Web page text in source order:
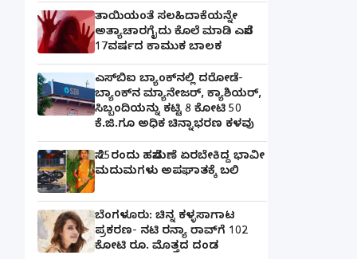
ತಾಯಿಯಂತೆ ಸಲಹಿದಾಕೆಯನ್ನೇ
ಅತ್ಯಾಚಾರಗೈದು ಕೊಲೆ ಮಾಡಿ ಎಸೆದ
17ವರ್ಷದ ಕಾಮುಕ ಬಾಲಕ
ಎಸ್‌ಬಿಐ ಬ್ಯಾಂಕ್‌ನಲ್ಲಿ‌ ದರೋಡೆ-
ಬ್ಯಾಂಕ್​ನ ಮ್ಯಾನೇಜರ್‌, ಕ್ಯಾಶಿಯರ್‌,
ಸಿಬ್ಬಂದಿಯನ್ನು ಕಟ್ಟಿ 8 ಕೋಟಿ 50
ಕೆ.ಜಿ.ಗೂ ಅಧಿಕ ಚಿನ್ನಾಭರಣ ಕಳವು
ಸೆ.25ರಂದು ಹಸೆಮಣೆ ಏರಬೇಕಿದ್ದ ಭಾವೀ
ಮದುಮಗಳು ಅಪಘಾತಕ್ಕೆ ಬಲಿ
ಬೆಂಗಳೂರು: ಚಿನ್ನ ಕಳ್ಳಸಾಗಾಟ
ಪ್ರಕರಣ- ನಟಿ ರನ್ಯಾ ರಾವ್‌ಗೆ 102
ಕೋಟಿ ರೂ. ಮೊತ್ತದ ದಂಡ